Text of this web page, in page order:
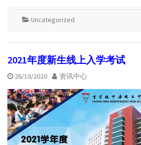
Uncategorized
2021年度新生线上入学考试
26/10/2020 资讯中心